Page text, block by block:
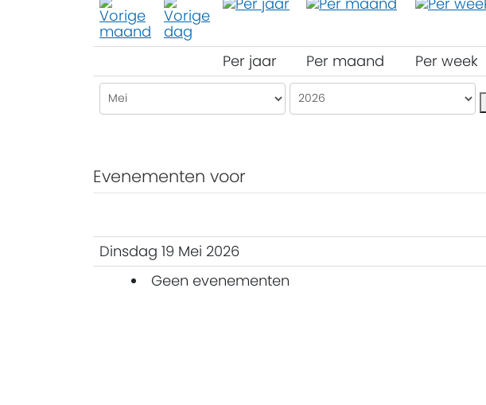
Per jaar Per maand Per week
Evenementen voor
Dinsdag 19 Mei 2026
Geen evenementen